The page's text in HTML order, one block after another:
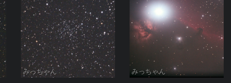
みっちゃん みっちゃん